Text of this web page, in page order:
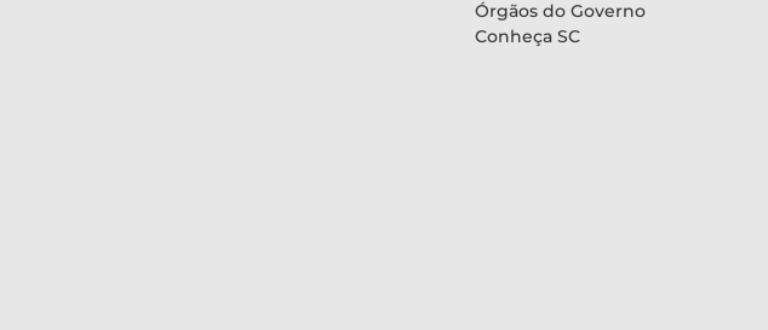
Órgãos do Governo
Conheça SC